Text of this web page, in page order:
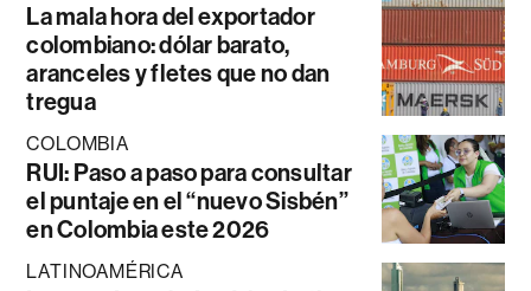
La mala hora del exportador
colombiano: dólar barato,
aranceles y fletes que no dan
tregua
COLOMBIA
RUI: Paso a paso para consultar
el puntaje en el “nuevo Sisbén”
en Colombia este 2026
LATINOAMÉRICA